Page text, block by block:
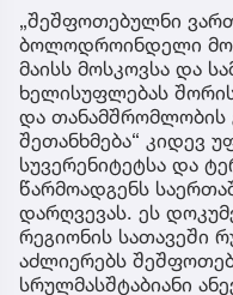
„შეშფოთებულნი
ბოლოდროინდელი
მაისს მოსკოვსა და
ხელისუფლებას
და თანამშრომლობის
შეთანხმება“ კიდევ
სუვერენიტეტსა და
წარმოადგენს
დარღვევას. ეს
რეგიონის სათავეში
აძლიერებს
სრულმასშტაბიანი